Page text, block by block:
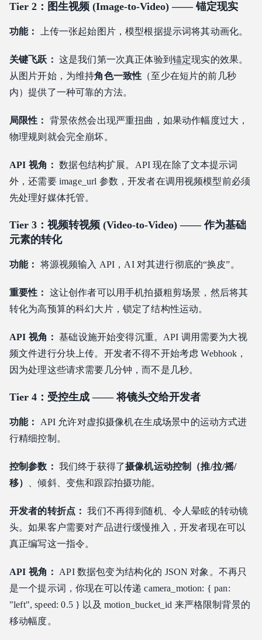
模型链式管道
错误处理与重试策略
批量处理
什么是第三方 API 提供商？
常见问题解答
2026 年哪些 AI 视频 API 提供最好的电影级控制？
我们能使用 AI API 将普通视频转换为电影级视频吗？
Tier 2：图生视频 (Image-to-Video) —— 锚定现实
功能： 上传一张起始图片，模型根据提示词将其动画化。
关键飞跃： 这是我们第一次真正体验到 锚定现实的效果。
从图片开始，为维持角色一致性 （至少在短片的前几秒
内）提供了一种可靠的方法。
局限性：
背景依然会出现严重扭曲，如果动作幅度过大，
物理规则就会完全崩坏。
API 视角： 数据包结构扩展。API 现在除了文本提示词
外，还需要 image_url 参数，开发者在调用视频模型前必须
先处理好媒体托管。
Tier 3：视频转视频 (Video-to-Video) —— 作为基础
元素的转化
功能： 将源视频输入 API，AI 对其进行彻底的“换皮”。
重要性：
这让创作者可以用手机拍摄粗剪场景，然后将其
转化为高预算的科幻大片，锁定了结构性运动。
API 视角： 基础设施开始变得沉重。API 调用需要为大视
频文件进行分块上传。开发者不得不开始考虑 Webhook，
因为处理这些请求需要几分钟，而不是几秒。
Tier 4：受控生成 —— 将镜头交给开发者
功能：
API 允许对虚拟摄像机在生成场景中的运动方式进
行精细控制。
控制参数： 我们终于获得了摄像机运动控制（推/拉/摇/
移）
、倾斜、变焦和跟踪拍摄功能。
开发者的转折点： 我们不再得到随机、令人晕眩的转动镜
头。如果客户需要对产品进行缓慢推入，开发者现在可以
真正编写这一指令。
API 视角：
API 数据包变为结构化的 JSON 对象。不再只
是一个提示词，你现在可以传递 camera_motion: { pan:
"left", speed: 0.5 } 以及 motion_bucket_id 来严格限制背景的
移动幅度。